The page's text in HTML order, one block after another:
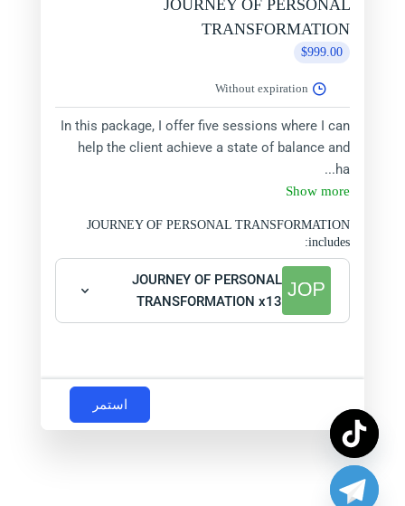
JOURNEY OF PERSONAL
TRANSFORMATION
$999.00
Without expiration
In this package, I offer five sessions where I can
help the client achieve a state of balance and
ha...
Show more
JOURNEY OF PERSONAL TRANSFORMATION
includes:
JOURNEY OF PERSONAL
TRANSFORMATION x13
استمر